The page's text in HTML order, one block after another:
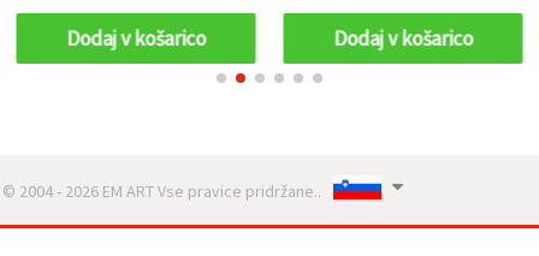
Dodaj v košarico Dodaj v košarico
© 2004 - 2026 EM ART Vse pravice pridržane..